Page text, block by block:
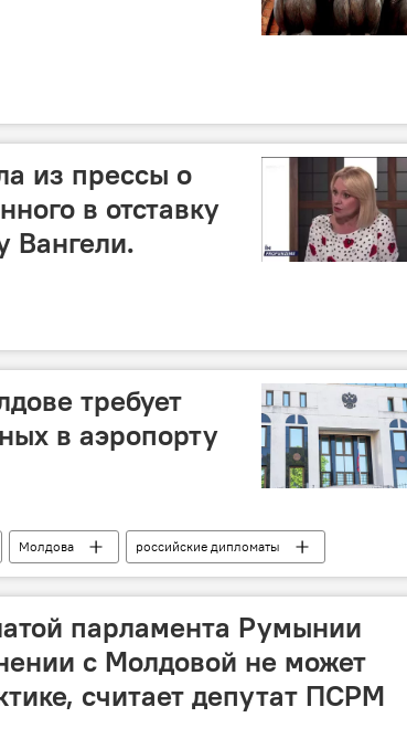
из прессы о
в отставку
Вангели.
требует
в аэропорту
Молдова российские дипломаты
парламента Румынии
с Молдовой не может
считает депутат ПСРМ